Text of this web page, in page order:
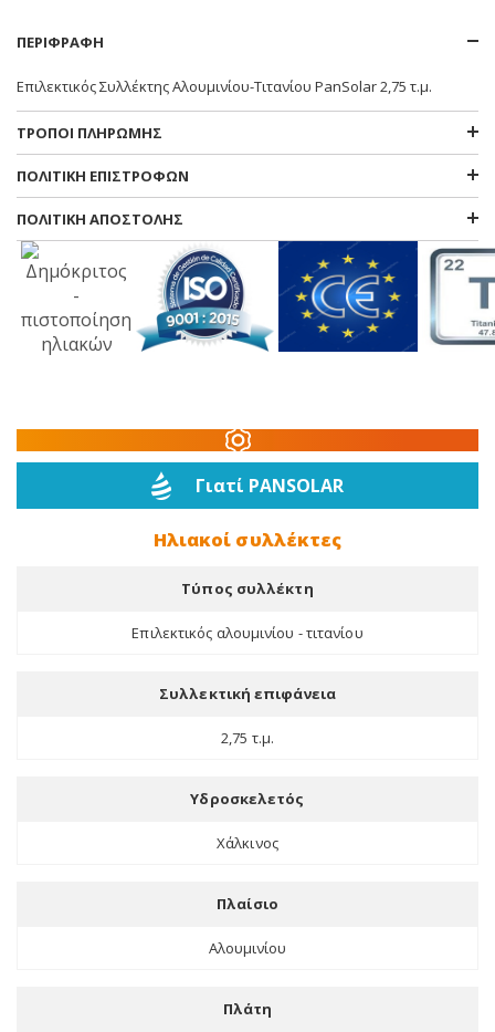
ΠΕΡΙΦΡΑΦΗ
Επιλεκτικός Συλλέκτης Αλουμινίου-Τιτανίου PanSolar 2,75 τ.μ.
ΤΡΟΠΟΙ ΠΛΗΡΩΜΗΣ
ΠΟΛΙΤΙΚΗ ΕΠΙΣΤΡΟΦΩΝ
ΠΟΛΙΤΙΚΗ ΑΠΟΣΤΟΛΗΣ
Γιατί PANSOLAR
Ηλιακοί συλλέκτες
Τύπος συλλέκτη
Επιλεκτικός αλουμινίου - τιτανίου
Συλλεκτική επιφάνεια
2,75 τ.μ.
Υδροσκελετός
Χάλκινος
Πλαίσιο
Αλουμινίου
Πλάτη